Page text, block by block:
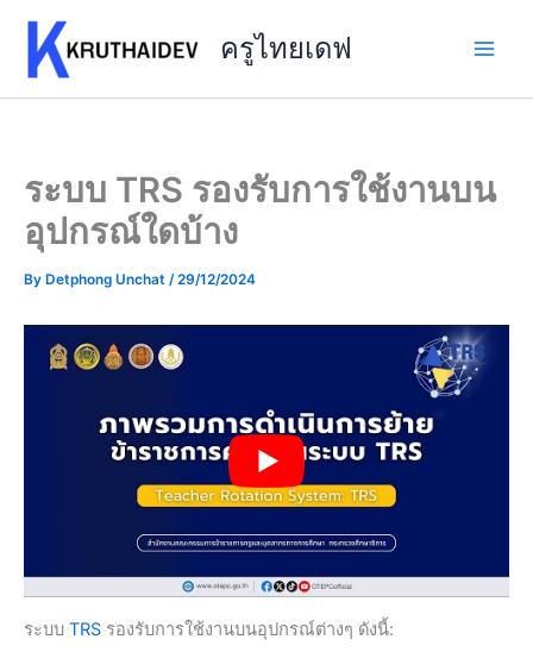
content
ครูไทยเดฟ
ระบบ TRS รองรับการใช้งานบน
อุปกรณ์ใดบ้าง
By Detphong Unchat /29/12/2024
ระบบ TRS รองรับการใช้งานบนอุปกรณ์ต่างๆ ดังนี้: